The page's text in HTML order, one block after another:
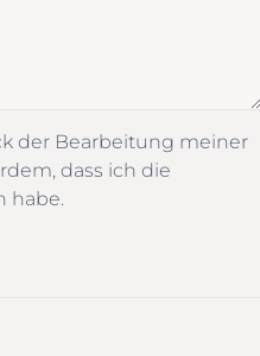
der Bearbeitung meiner
dass ich die
habe.